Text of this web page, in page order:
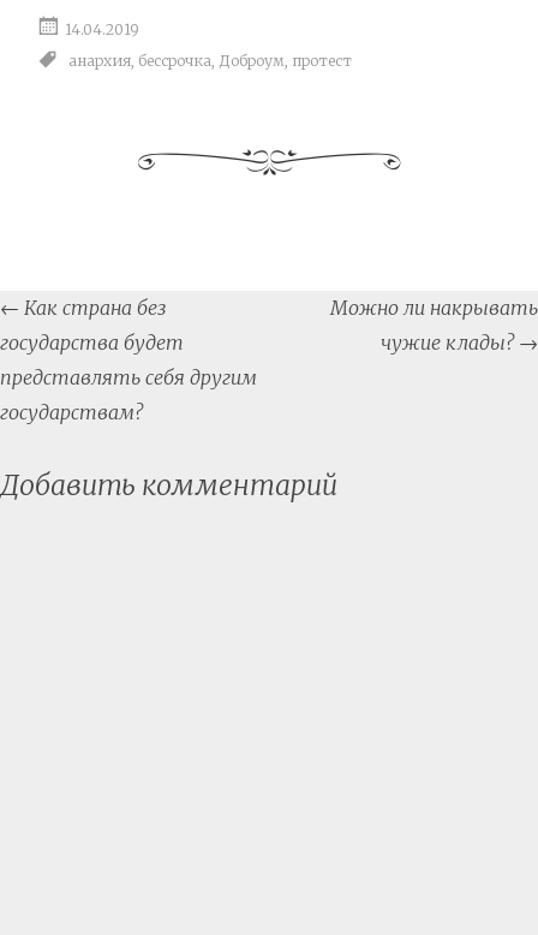
14.04.2019
анархия бессрочка Доброум протест
Post
navigation
← Как страна без
государства будет
представлять себя другим
государствам?
Можно ли накрывать
чужие клады? →
Добавить комментарий